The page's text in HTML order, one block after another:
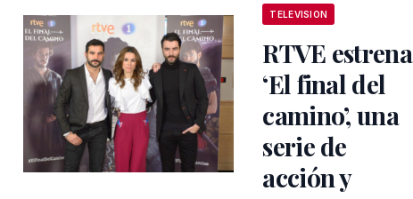
TELEVISION
RTVE estrena
‘El final del
camino’, una
serie de
acción y